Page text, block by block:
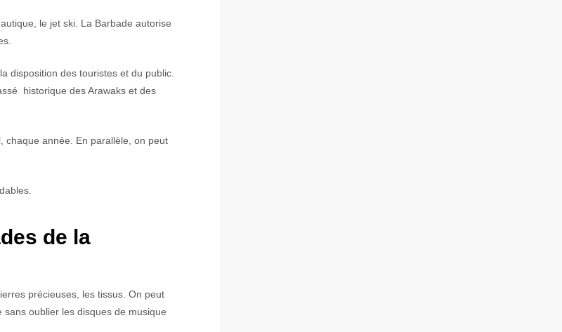
le jet ski. La Barbade autorise
disposition des touristes et du public.
historique des Arawaks et des
chaque année. En parallèle, on peut
de la
précieuses, les tissus. On peut
oublier les disques de musique